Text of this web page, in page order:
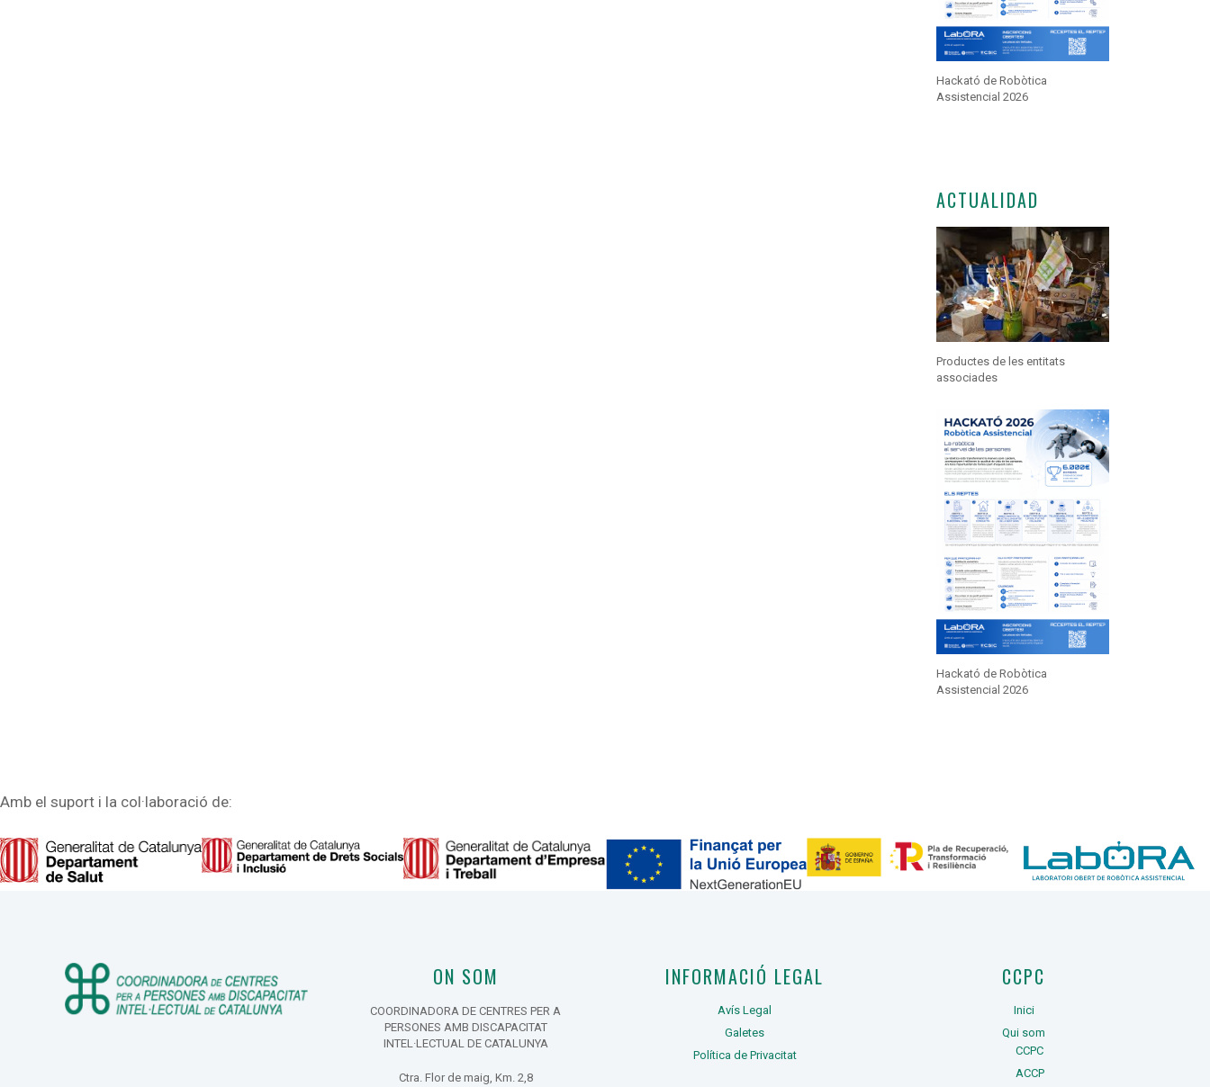
Hackató de Robòtica
Assistencial 2026
ACTUALIDAD
Productes de les entitats
associades
Hackató de Robòtica
Assistencial 2026
Amb el suport i la col·laboració de:
ON SOM
COORDINADORA DE CENTRES PER A
PERSONES AMB DISCAPACITAT
INTEL·LECTUAL DE CATALUNYA
Ctra. Flor de maig, Km. 2,8
INFORMACIÓ LEGAL
Avís Legal
Galetes
Política de Privacitat
CCPC
Inici
Qui som
CCPC
ACCP